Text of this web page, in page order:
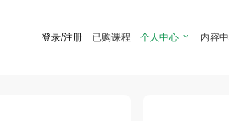
登录/注册 已购课程 个人中心  内容